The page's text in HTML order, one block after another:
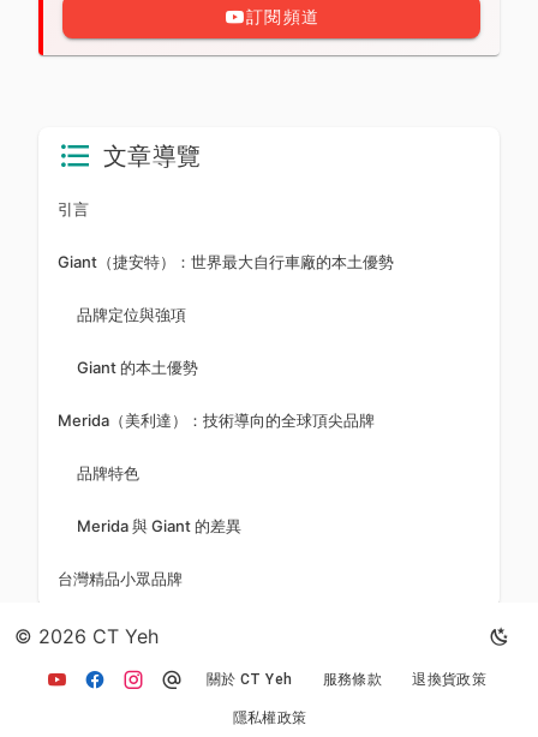
訂閱頻道
文章導覽
引言
Giant（捷安特）：世界最大自行車廠的本土優勢
品牌定位與強項
Giant 的本土優勢
Merida（美利達）：技術導向的全球頂尖品牌
品牌特色
Merida 與 Giant 的差異
台灣精品小眾品牌
© 2026 CT Yeh
關於 CT Yeh 服務條款 退換貨政策
隱私權政策